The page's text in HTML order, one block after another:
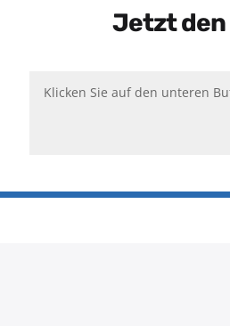
Jetzt
Klicken Sie auf den unteren